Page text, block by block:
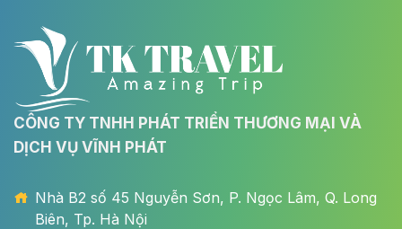
CÔNG TY TNHH PHÁT TRIỂN THƯƠNG MẠI VÀ
DỊCH VỤ VĨNH PHÁT
Nhà B2 số 45 Nguyễn Sơn, P. Ngọc Lâm, Q. Long
Biên, Tp. Hà Nội